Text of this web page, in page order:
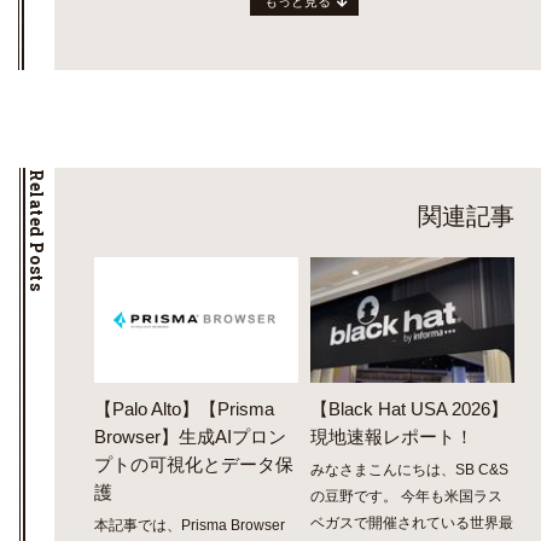
Related Posts 関連記事
【Palo Alto】【Prisma
Browser】生成AIプロン
プトの可視化とデータ保
護
本記事では、Prisma Browser
【Black Hat USA 2026】
現地速報レポート！
みなさまこんにちは、SB C&S
の豆野です。 今年も米国ラス
ベガスで開催されている世界最